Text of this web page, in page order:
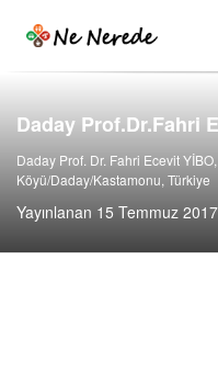
Daday Prof.Dr.Fahri
Daday Prof. Dr. Fahri Ecevit
Köyü/Daday/Kastamonu, Türkiye
Yayınlanan 15 Temmuz